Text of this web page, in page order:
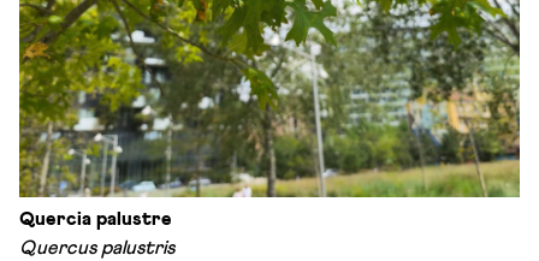
Quercia palustre
Quercus palustris